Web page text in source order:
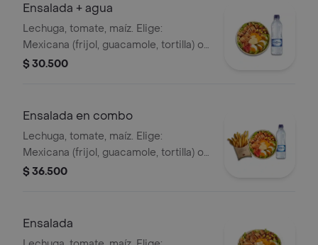
Ensalada + agua
Lechuga, tomate, maíz. Elige:
Mexicana (frijol, guacamole, tortilla) o
Campestre (quesos, huevo, pepinillos)
alimentos de origen animal) + agua
$ 30.500
Ensalada en combo
Lechuga, tomate, maíz. Elige:
Mexicana (frijol, guacamole, tortilla) o
Campestre (quesos, huevo, pepinillos)
alimentos de origen animal) + papas
$ 36.500
Ensalada